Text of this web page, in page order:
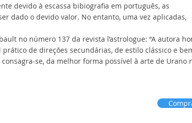
devido à escassa bibiografia em português, as
dado o devido valor. No entanto, uma vez aplicadas,
no número 137 da revista l’astrologue: “A autora
de direções secundárias, de estilo clássico e
se, da melhor forma possível à arte de Urano